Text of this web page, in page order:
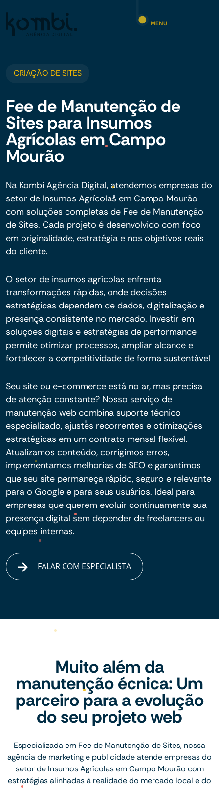
MENU
CRIAÇÃO DE SITES
Fee de Manutenção de
Sites para Insumos
Agrícolas em Campo
Mourão
Na Kombi Agência Digital, atendemos empresas do
setor de Insumos Agrícolas em Campo Mourão
com soluções completas de Fee de Manutenção
de Sites. Cada projeto é desenvolvido com foco
em originalidade, estratégia e nos objetivos reais
do cliente.
O setor de insumos agrícolas enfrenta
transformações rápidas, onde decisões
estratégicas dependem de dados, digitalização e
presença consistente no mercado. Investir em
soluções digitais e estratégias de performance
permite otimizar processos, ampliar alcance e
fortalecer a competitividade de forma sustentável
Seu site ou e-commerce está no ar, mas precisa
de atenção constante? Nosso serviço de
manutenção web combina suporte técnico
especializado, ajustes recorrentes e otimizações
estratégicas em um contrato mensal flexível.
Atualizamos conteúdo, corrigimos erros,
implementamos melhorias de SEO e garantimos
que seu site permaneça rápido, seguro e relevante
para o Google e para seus usuários. Ideal para
empresas que querem evoluir continuamente sua
presença digital sem depender de freelancers ou
equipes internas.
FALAR COM ESPECIALISTA
Muito além da
manutenção écnica: Um
parceiro para a evolução
do seu projeto web
Especializada em Fee de Manutenção de Sites, nossa
agência de marketing e publicidade atende empresas do
setor de Insumos Agrícolas em Campo Mourão com
estratégias alinhadas à realidade do mercado local e do